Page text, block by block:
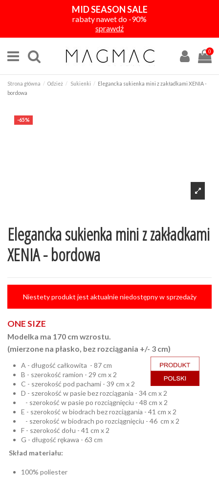
MID SEASON SALE
rabaty nawet do -90%
sprawdź
0
Strona główna Odzież Sukienki
Elegancka sukienka mini z zakładkami XENIA -
bordowa
-65%
Elegancka sukienka mini z zakładkami
XENIA - bordowa
Niestety produkt jest aktualnie niedostępny w sprzedaży
ONE SIZE
Modelka ma 170 cm wzrostu.
(mierzone na płasko, bez rozciągania +/- 3 cm)
A - długość całkowita - 87 cm
B - szerokość ramion - 29 cm x 2
C - szerokość pod pachami - 39 cm x 2
D - szerokość w pasie bez rozciągania - 34 cm x 2
- szerokość w pasie po rozciągnięciu - 48 cm x 2
E - szerokość w biodrach bez rozciągania - 41 cm x 2
- szerokość w biodrach po rozciągnięciu - 46 cm x 2
F - szerokość dołu - 41 cm x 2
G - długość rękawa - 63 cm
Skład materiału:
100% poliester